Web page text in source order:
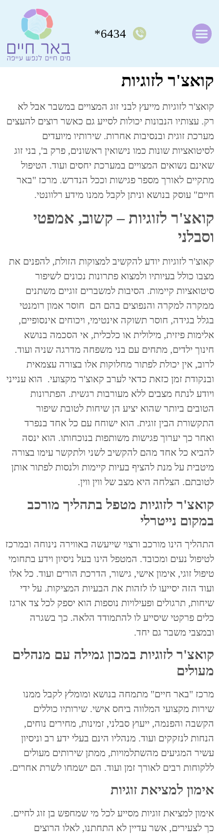
6434*
קואצ'ר לזוגיות
קואצ'ר לזוגיות מייעץ לבני זוג המצויים במשבר אבל לא
רק. עצותיו הנבונות יכולות לסייע גם כאשר רוצים להעצים
מערכת זוגית ובנסיבות אחרות. שירותיו מיועדים
לסיטואציות שונות כמו נישואין ראשונים, פרק ב', בני זוג
שאינם נשואים המצויים במערכת יחסים ועוד. הטיפול
מתקיים לאורך מספר פגישות וככל הנדרש. מרכז "באר
חיים" עוסק בנושא וניתן לקבל ממנו מידע רלוונטי.
קואצ'ר לזוגיות – קשוב, אמפטי
וסבלני
קאוצ'ר לזוגיות יודע להקשיב למצוקות הזולת, להפנים את
מצבו כולל בעיותיו ולמצוא פתרונות נכונים לשיפור
סיטואציות קיימות. הסיבות למשברים זוגיים משתנים
ממקרה למקרה והנפוצים בהם הם חוסר אמון רומנטי
בגלל בגידה, חוסר תשוקה אינטימי, ויכוחים אינסופיים,
אלימות פיזית, מילולית או כלכלית, אי הסכמה בנושא
חינוך ילדים, מתחים עם בני משפחה מדרגה שניה ועוד.
לרוב, אין יכולת לפתור מחלוקות אלו בצורה עצמאית
ובנקודת זמן כזאת כדאי לערב קאוצ'ר מקצועי. הוא ענייני
ויודע לנתח מצבים ללא מעורבות רגשית. הפתרונות
הטובים ביותר שהוא יציע הן שיחות לטובת שיפור
התקשורת הבין זוגית. הוא ישוחח עם כל אחד בנפרד
ואחר כך יערוך פגישות משותפות בנוכחותו. הוא ינסה
להביא כל אחד מהם להקשיב לשני ולתקשר עימו בצורה
מיטבית על מנת להציף בעיות קיימות ולנסות לפתור אותן
לטובתם. הצלחה היא מצב של ווין ווין.
קואצ'ר לזוגיות מטפל בתהליך מורכב
במקום נייטרלי
התהליך הינו מורכב ורצוי שייעשה באווירה נינוחה ובמרכז
לטיפול נעים ומכובד. המטפל הינו בעל ניסיון וידע בתחומי
טיפול זוגי, אימון אישי, גישור, הדרכת הורים ועוד. כל אלו
ועוד הזה יסייעו לו לזהות את הבעיות המציקות. על ידי
שיחות, תרגולים ופעילויות נוספות הוא יספק לכל צד ארגז
כלים פרקטי שיסייע לו להתמודד הלאה. כך בשגרה
ובמצבי משבר גם יחד.
קואצ'ר לזוגיות במכון גמילה עם מנהלים
מעולים
מרכז "באר חיים" מתמחה בנושא ומומלץ לקבל ממנו
שירות מקצועי המלווה ביחס אישי. שירותיו כוללים
הקשבה והפנמה, ייעוץ סבלני, זמינות, מחירים נוחים,
הנחות לנזקקים ועוד. מנהליו הינם בעלי ידע רב וניסיון
עשיר המגיעים מהשתלמויות, ממתן שירותים מעולים
ללקוחות רבים לאורך זמן ועוד. הם ישמחו לשרת אחרים.
אימון למציאת זוגיות
אימון למציאת זוגיות מסייע לכל מי שמחפש בן זוג לחיים.
כך לצעירים, אשר עדיין לא התחתנו, לאלו הרוצים